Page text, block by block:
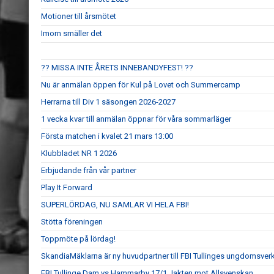
Motioner till årsmötet
Imorn smäller det
?? MISSA INTE ÅRETS INNEBANDYFEST! ??
Nu är anmälan öppen för Kul på Lovet och Summercamp
Herrarna till Div 1 säsongen 2026-2027
1 vecka kvar till anmälan öppnar för våra sommarläger
Första matchen i kvalet 21 mars 13:00
Klubbladet NR 1 2026
Erbjudande från vår partner
Play It Forward
SUPERLÖRDAG, NU SAMLAR VI HELA FBI!
Stötta föreningen
Toppmöte på lördag!
SkandiaMäklarna är ny huvudpartner till FBI Tullinges